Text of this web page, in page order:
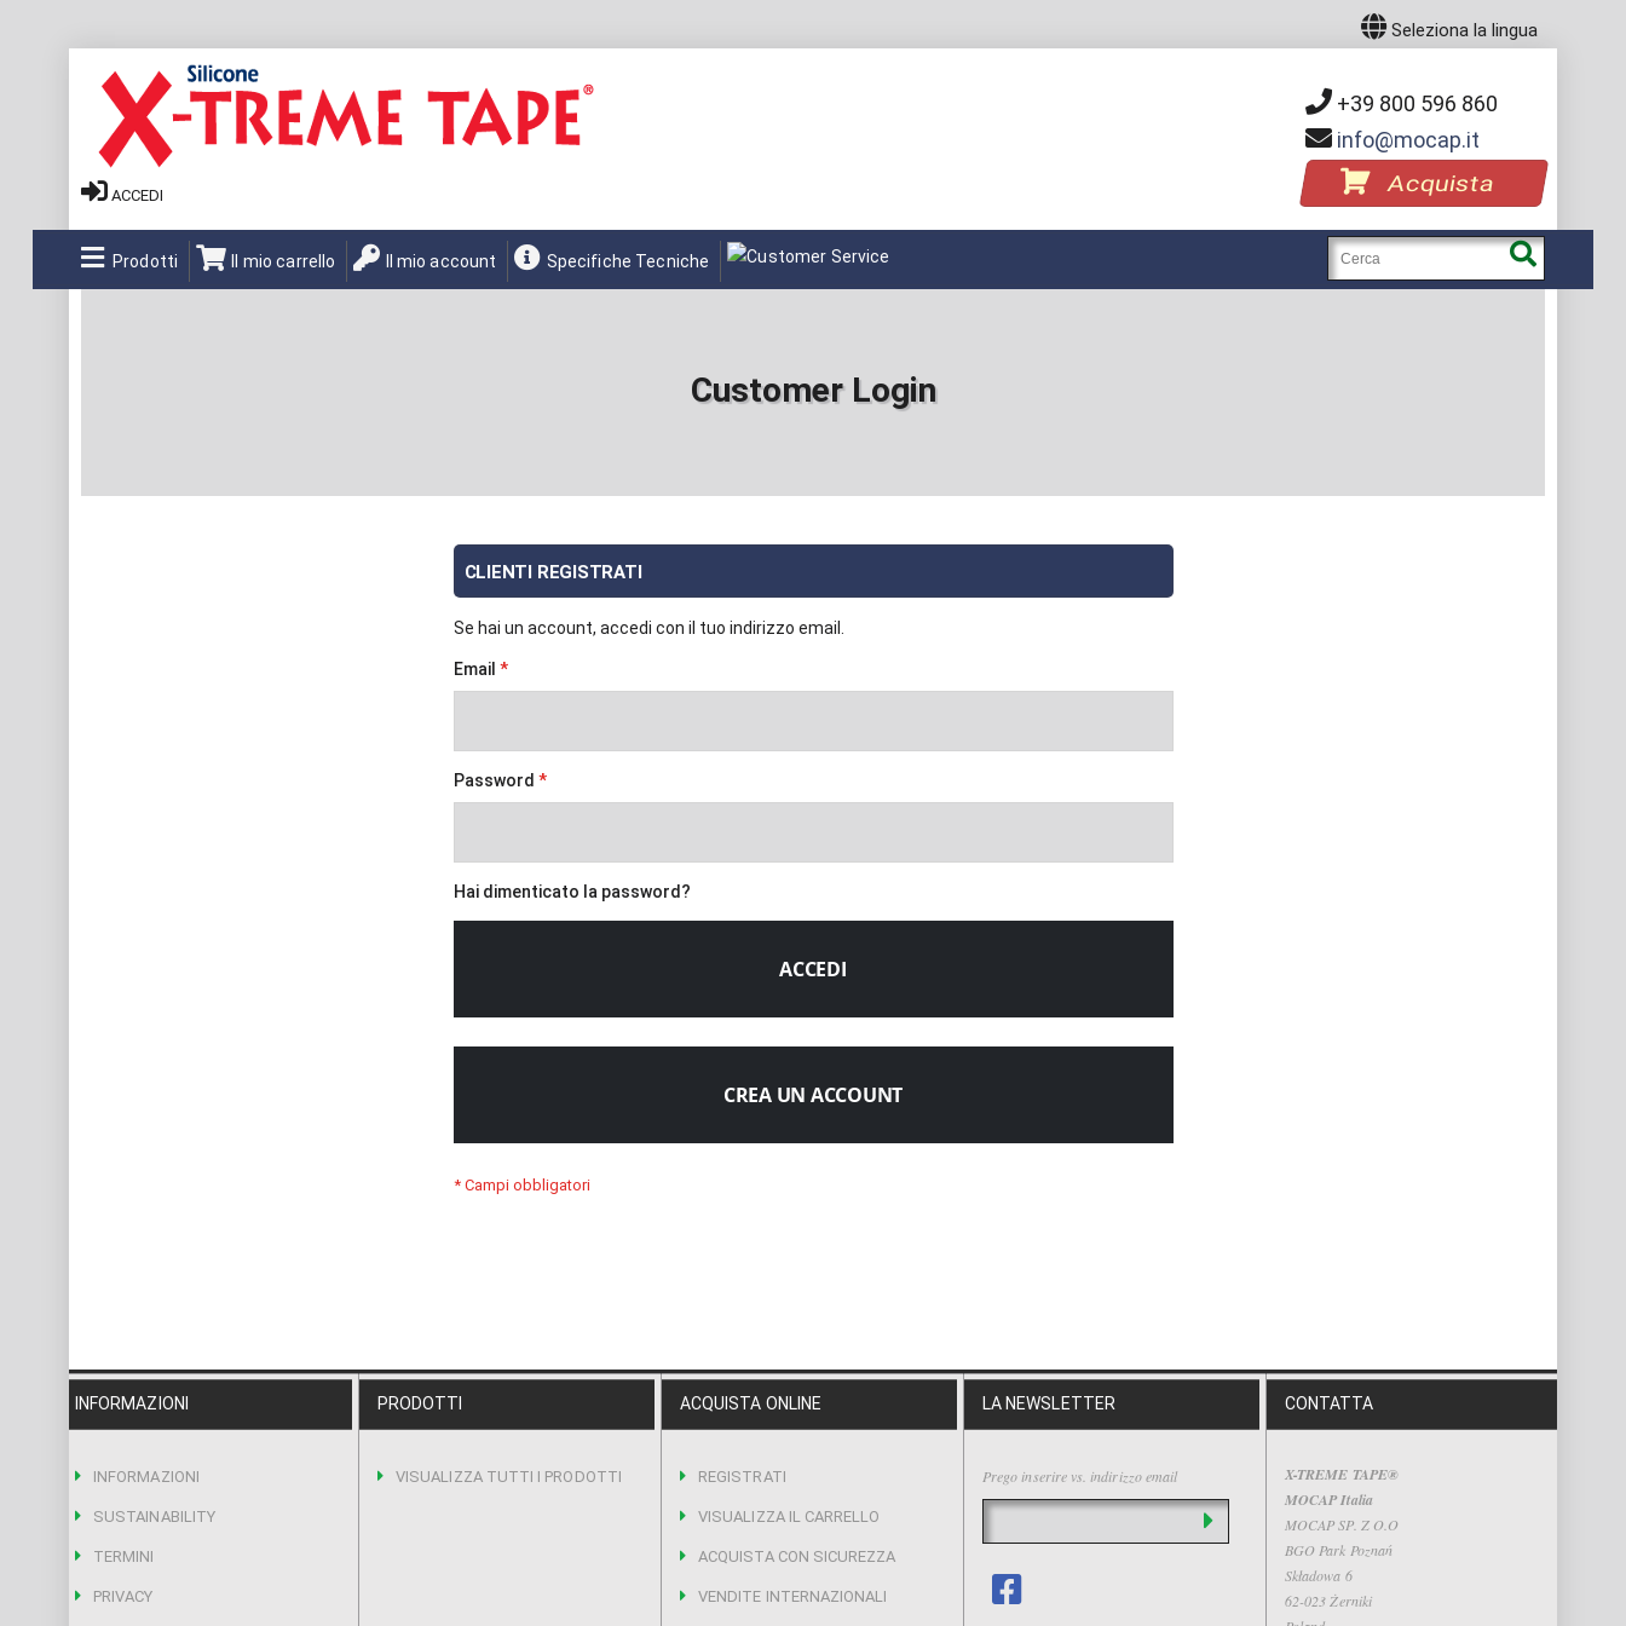
Seleziona la lingua
+39 800 596 860
info
mocap.it
Acquista
ACCEDI
Prodotti Il mio carrello Il mio account Specifiche Tecniche
Customer Login
CLIENTI REGISTRATI
Se hai un account, accedi con il tuo indirizzo email.
Email
Password
Hai dimenticato la password?
ACCEDI
CREA UN ACCOUNT
INFORMAZIONI
INFORMAZIONI
SUSTAINABILITY
TERMINI
PRIVACY
PRODOTTI
VISUALIZZA TUTTI I PRODOTTI
ACQUISTA ONLINE
REGISTRATI
VISUALIZZA IL CARRELLO
ACQUISTA CON SICUREZZA
VENDITE INTERNAZIONALI
LA NEWSLETTER
Prego inserire vs. indirizzo email
CONTATTA
X-TREME TAPE®
MOCAP Italia
MOCAP SP. Z O.O
BGO Park Poznań
Składowa 6
62-023 Żerniki